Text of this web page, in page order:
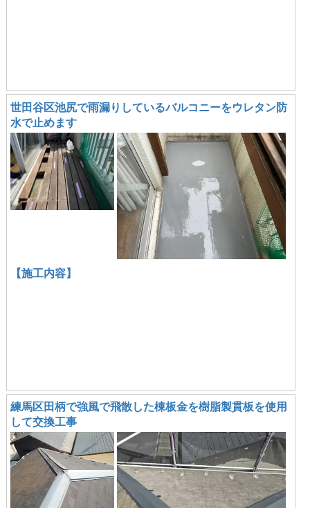
世田谷区池尻で雨漏りしているバルコニーをウレタン防
水で止めます
【施工内容】
練馬区田柄で強風で飛散した棟板金を樹脂製貫板を使用
して交換工事